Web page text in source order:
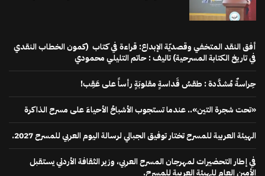
أفق النقد المتخفي وقصديّة الإبداع: قراءة في كتاب (كمون الخطاب النقدي
في تاريخ الكتابة المسرحية) تاليف : حاتم التليلي محمودي
حِراسةٌ مُشدَّدة : طقسُ قَداسةٍ مقلوبَةٍ رأساً على عَقِب!
«تحت شجرة التين».. عندما تستجوب الأشباحُ الأحياءَ على مسرح الذاكرة
الهيئة العربية للمسرح تختار توفيق الجبالي لرسالة اليوم العربي للمسرح 2027.
في إطار التحضيرات لمهرجان المسرح العربي، وزير الثقافة الأردني يستقبل
الأمين العام للهيئة العربية للمسرح.